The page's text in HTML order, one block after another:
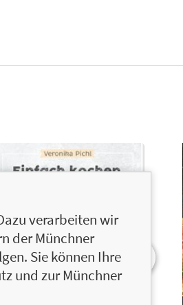
verarbeiten wir
der Münchner
Sie können Ihre
und zur Münchner